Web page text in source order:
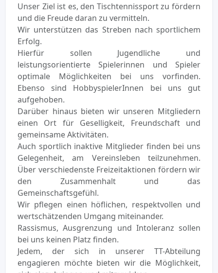
Unser Ziel ist es, den Tischtennissport zu fördern
und die Freude daran zu vermitteln.
Wir unterstützen das Streben nach sportlichem
Erfolg.
Hierfür sollen Jugendliche und
leistungsorientierte Spielerinnen und Spieler
optimale Möglichkeiten bei uns vorfinden.
Ebenso sind HobbyspielerInnen bei uns gut
aufgehoben.
Darüber hinaus bieten wir unseren Mitgliedern
einen Ort für Geselligkeit, Freundschaft und
gemeinsame Aktivitäten.
Auch sportlich inaktive Mitglieder finden bei uns
Gelegenheit, am Vereinsleben teilzunehmen.
Über verschiedenste Freizeitaktionen fördern wir
den Zusammenhalt und das
Gemeinschaftsgefühl.
Wir pflegen einen höflichen, respektvollen und
wertschätzenden Umgang miteinander.
Rassismus, Ausgrenzung und Intoleranz sollen
bei uns keinen Platz finden.
Jedem, der sich in unserer TT-Abteilung
engagieren möchte bieten wir die Möglichkeit,